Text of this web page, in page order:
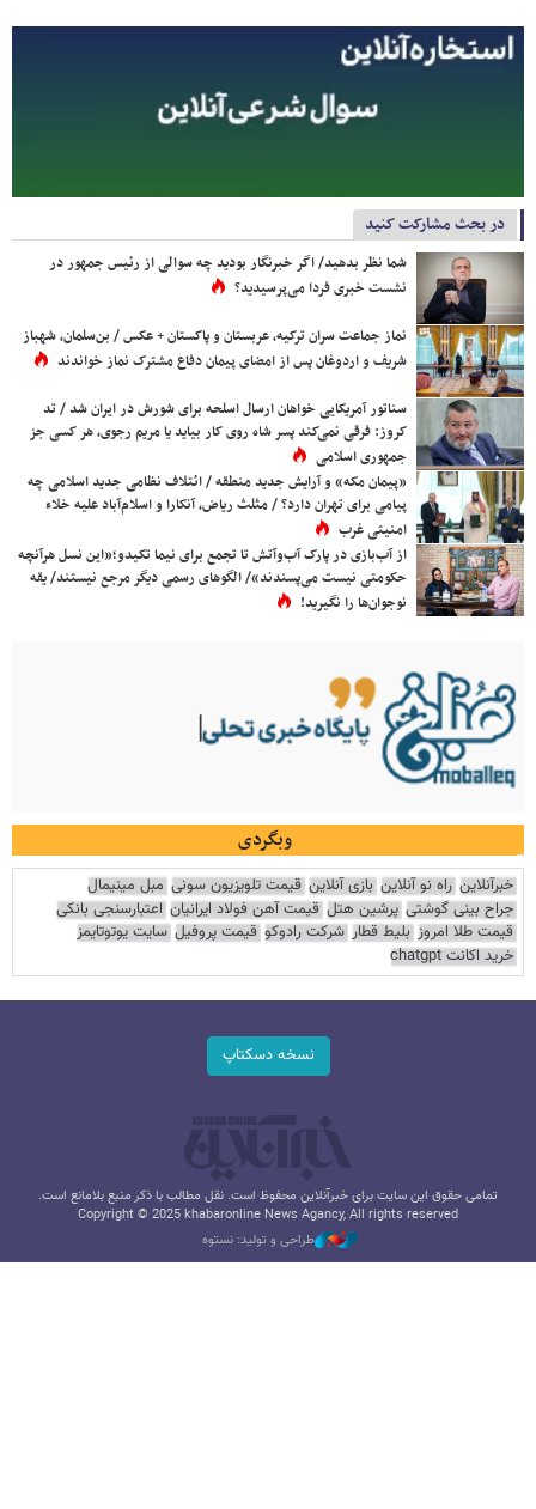
در بحث مشارکت کنید
شما نظر بدهید/ اگر خبرنگار بودید چه سوالی از رئیس جمهور در
نشست خبری فردا می‌پرسیدید؟
نماز جماعت سران ترکیه، عربستان و پاکستان + عکس / بن‌سلمان، شهباز
شریف و اردوغان پس از امضای پیمان دفاع مشترک نماز خواندند
سناتور آمریکایی خواهان ارسال اسلحه برای شورش در ایران شد / تد
کروز: فرقی نمی‌کند پسر شاه روی کار بیاید یا مریم رجوی، هر کسی جز
جمهوری اسلامی
«پیمان مکه» و آرایش جدید منطقه / ائتلاف نظامی جدید اسلامی چه
پیامی برای تهران دارد؟ / مثلث ریاض، آنکارا و اسلام‌آباد علیه خلاء
امنیتی غرب
از آب‌بازی در پارک آب‌وآتش تا تجمع برای نیما تکیدو؛«این نسل هرآنچه
حکومتی نیست می‌پسندند»/ الگوهای رسمی دیگر مرجع نیستند/ یقه
نوجوان‌ها را نگیرید!
وبگردی
خبرآنلاین راه نو آنلاین بازی آنلاین قیمت تلویزیون سونی مبل مینیمال
جراح بینی گوشتی پرشین هتل قیمت آهن فولاد ایرانیان اعتبارسنجی بانکی
قیمت طلا امروز بلیط قطار شرکت رادوکو قیمت پروفیل سایت یوتوتایمز
خرید اکانت chatgpt
نسخه دسکتاپ
تمامی حقوق این سایت برای خبرآنلاین محفوظ است. نقل مطالب با ذکر منبع بلامانع است.
Copyright © 2025 khabaronline News Agancy, All rights reserved
طراحی و تولید: نستوه